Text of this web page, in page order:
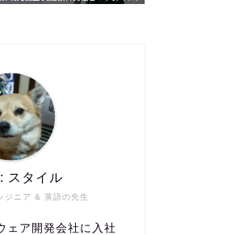
ジニア & 英語の先生
スタイル
ェア開発会社に入社